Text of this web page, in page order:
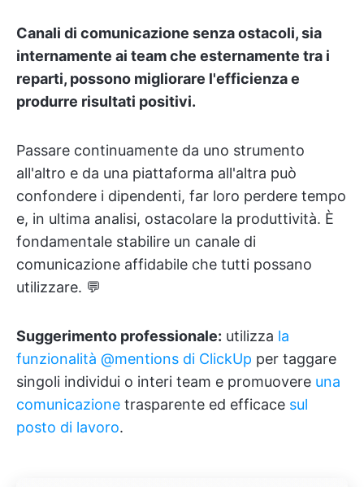
Canali di comunicazione senza ostacoli, sia
internamente ai team che esternamente tra i
reparti, possono migliorare l'efficienza e
produrre risultati positivi.
Passare continuamente da uno strumento
all'altro e da una piattaforma all'altra può
confondere i dipendenti, far loro perdere tempo
e, in ultima analisi, ostacolare la produttività. È
fondamentale stabilire un canale di
comunicazione affidabile che tutti possano
utilizzare. 💬
Suggerimento professionale: utilizza la
funzionalità @mentions di ClickUp per taggare
singoli individui o interi team e promuovere una
comunicazione trasparente ed efficace sul
posto di lavoro.